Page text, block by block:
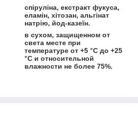
спіруліна, екстракт фукуса,
еламін, хітозан, альгінат
натрію, йод-казеїн.
в сухом, защищенном от
света месте при
температуре от +5 °C до +25
°С и относительной
влажности не более 75%.